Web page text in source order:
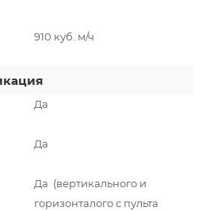
910 куб. м/ч
Да
Да
Да (вертикального и
горизонталого с пульта